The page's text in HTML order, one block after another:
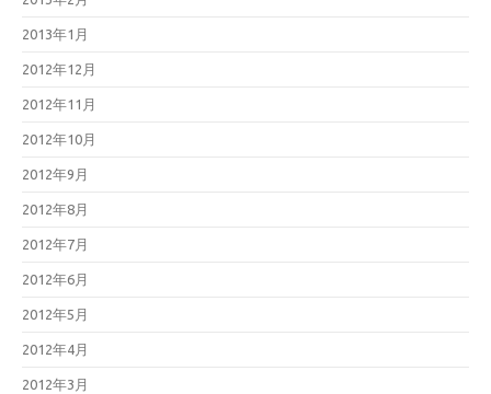
2013年1月
2012年12月
2012年11月
2012年10月
2012年9月
2012年8月
2012年7月
2012年6月
2012年5月
2012年4月
2012年3月